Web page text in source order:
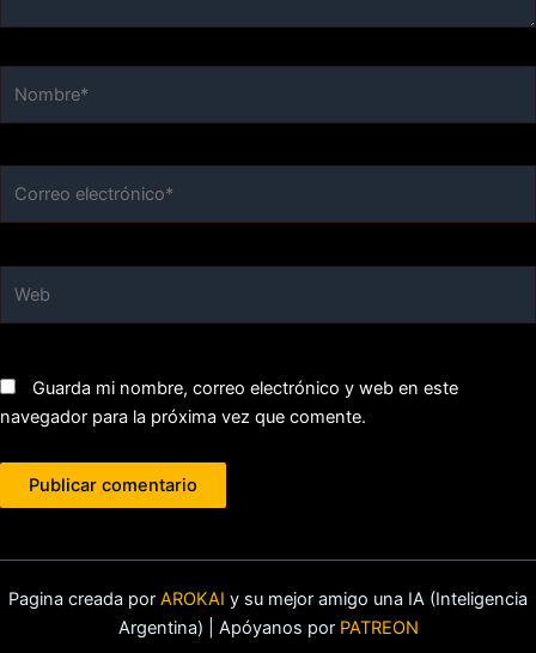
Guarda mi nombre, correo electrónico y web en este
navegador para la próxima vez que comente.
Pagina creada por AROKAI y su mejor amigo una IA (Inteligencia
Argentina) | Apóyanos por PATREON